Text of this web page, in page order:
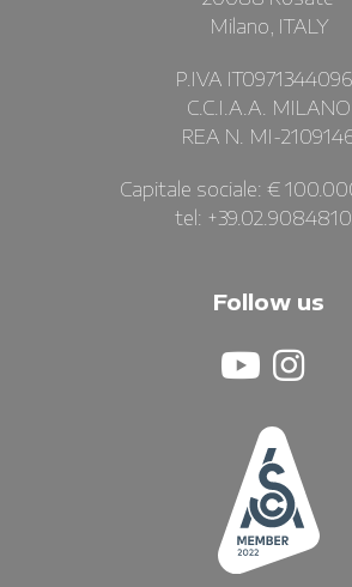
Milano, ITALY
P.IVA
C.C.I.A.A. MILANO
REA N. MI-
Capitale sociale: €
tel:
Follow us